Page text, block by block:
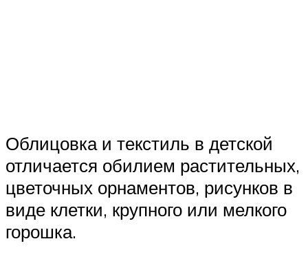
Облицовка и текстиль в детской
отличается обилием растительных,
цветочных орнаментов, рисунков в
виде клетки, крупного или мелкого
горошка.